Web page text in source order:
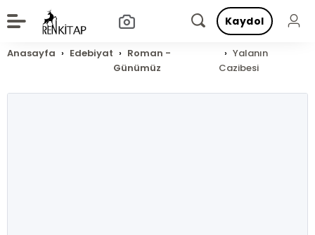
Kaydol
Anasayfa Edebiyat
Roman -
Günümüz
Yalanın
Cazibesi